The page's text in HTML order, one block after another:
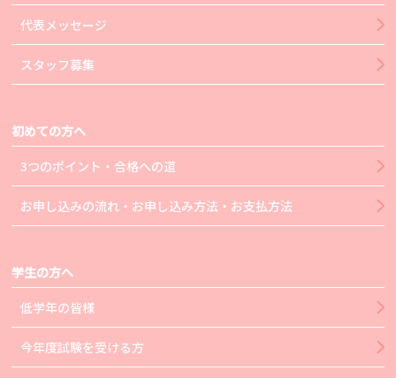
代表メッセージ
スタッフ募集
初めての方へ
3つのポイント・合格への道
お申し込みの流れ・お申し込み方法・お支払方法
学生の方へ
低学年の皆様
今年度試験を受ける方